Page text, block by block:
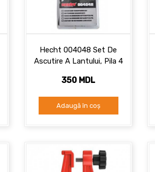
Hecht 004048 Set De
Ascutire A Lantului, Pila 4
350 MDL
Adaugă în coș